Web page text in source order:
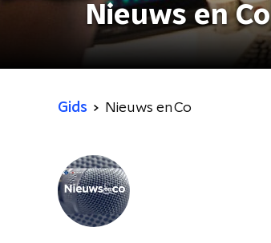
Nieuws en Co
Gids Nieuws en Co